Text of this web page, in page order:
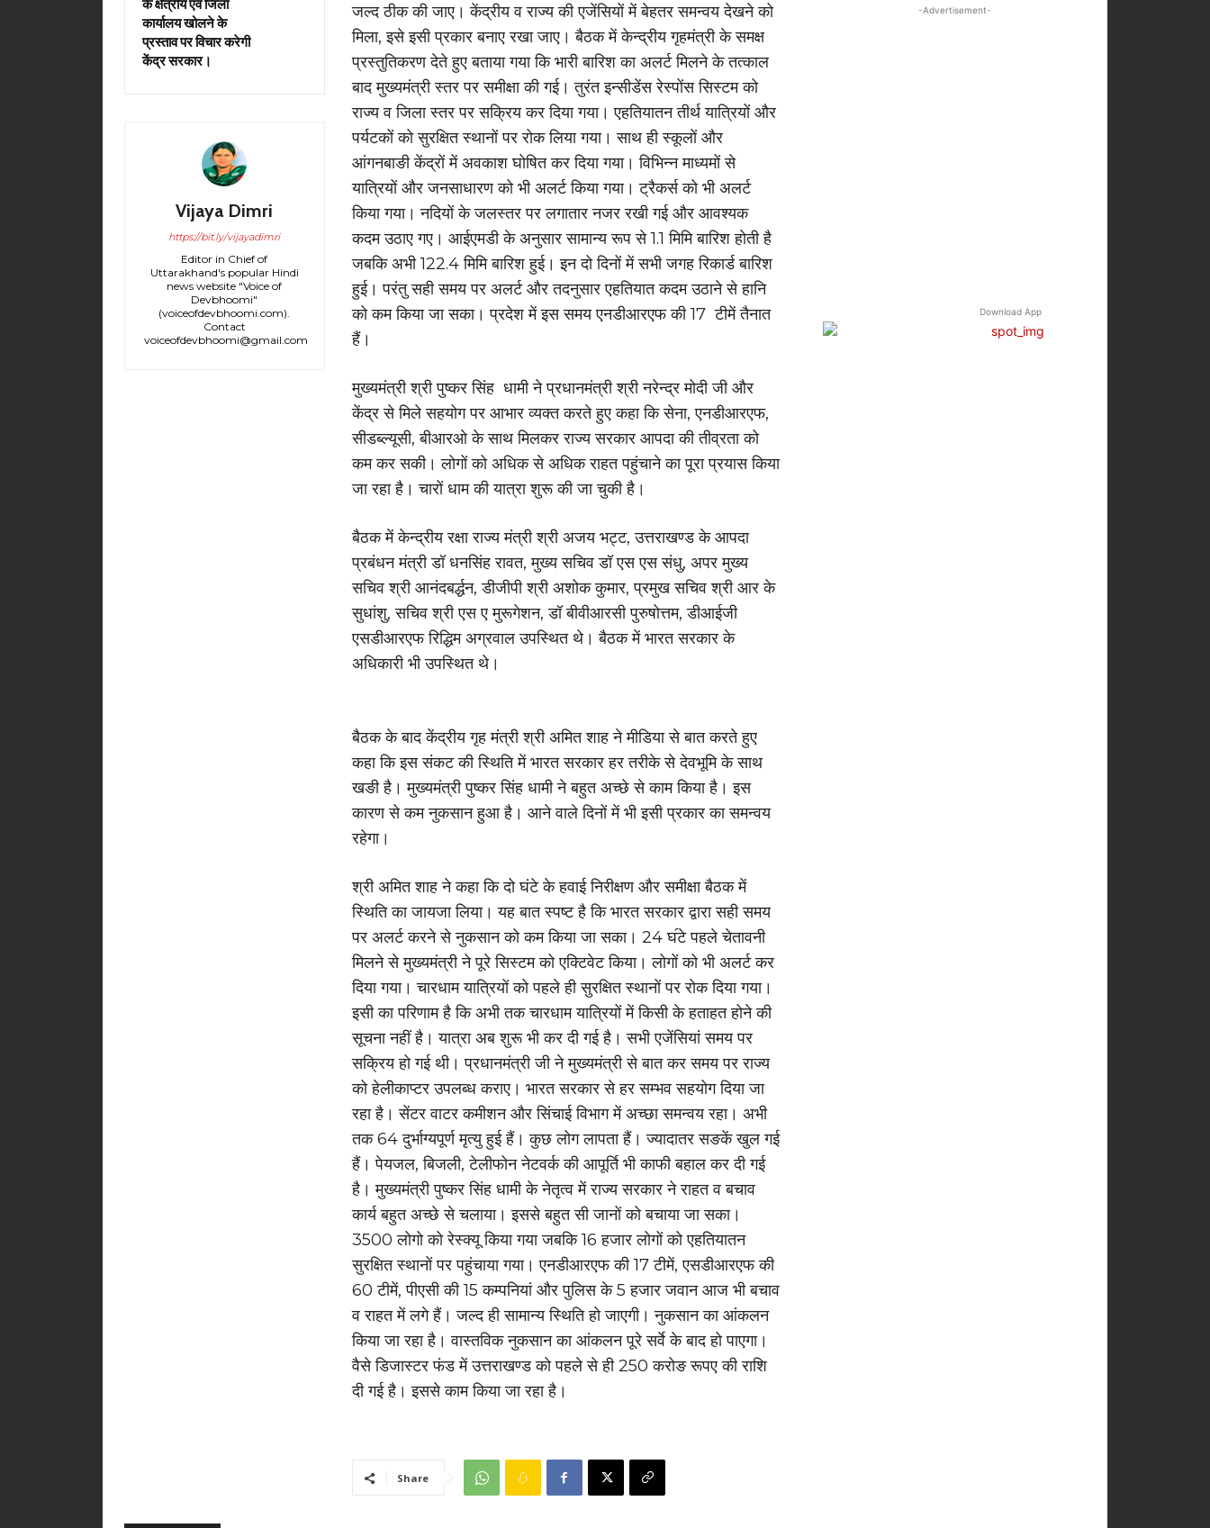
के क्षेत्रीय एवं जिला
कार्यालय खोलने के
प्रस्ताव पर विचार करेगी
केंद्र सरकार।
Vijaya Dimri
https://bit.ly/vijayadimri
Editor in Chief of
Uttarakhand's popular Hindi
news website "Voice of
Devbhoomi"
(voiceofdevbhoomi.com).
Contact
voiceofdevbhoomi@gmail.com
जल्द ठीक की जाए। केंद्रीय व राज्य की एजेंसियों में बेहतर समन्वय देखने को
मिला, इसे इसी प्रकार बनाए रखा जाए। बैठक में केन्द्रीय गृहमंत्री के समक्ष
प्रस्तुतिकरण देते हुए बताया गया कि भारी बारिश का अलर्ट मिलने के तत्काल
बाद मुख्यमंत्री स्तर पर समीक्षा की गई। तुरंत इन्सीडेंस रेस्पोंस सिस्टम को
राज्य व जिला स्तर पर सक्रिय कर दिया गया। एहतियातन तीर्थ यात्रियों और
पर्यटकों को सुरक्षित स्थानों पर रोक लिया गया। साथ ही स्कूलों और
आंगनबाङी केंद्रों में अवकाश घोषित कर दिया गया। विभिन्न माध्यमों से
यात्रियों और जनसाधारण को भी अलर्ट किया गया। ट्रैकर्स को भी अलर्ट
किया गया। नदियों के जलस्तर पर लगातार नजर रखी गई और आवश्यक
कदम उठाए गए। आईएमडी के अनुसार सामान्य रूप से 1.1 मिमि बारिश होती है
जबकि अभी 122.4 मिमि बारिश हुई। इन दो दिनों में सभी जगह रिकार्ड बारिश
हुई। परंतु सही समय पर अलर्ट और तदनुसार एहतियात कदम उठाने से हानि
को कम किया जा सका। प्रदेश में इस समय एनडीआरएफ की 17 टीमें तैनात
हैं।
मुख्यमंत्री श्री पुष्कर सिंह धामी ने प्रधानमंत्री श्री नरेन्द्र मोदी जी और
केंद्र से मिले सहयोग पर आभार व्यक्त करते हुए कहा कि सेना, एनडीआरएफ,
सीडब्ल्यूसी, बीआरओ के साथ मिलकर राज्य सरकार आपदा की तीव्रता को
कम कर सकी। लोगों को अधिक से अधिक राहत पहुंचाने का पूरा प्रयास किया
जा रहा है। चारों धाम की यात्रा शुरू की जा चुकी है।
बैठक में केन्द्रीय रक्षा राज्य मंत्री श्री अजय भट्ट, उत्तराखण्ड के आपदा
प्रबंधन मंत्री डॉ धनसिंह रावत, मुख्य सचिव डॉ एस एस संधु, अपर मुख्य
सचिव श्री आनंदबर्द्धन, डीजीपी श्री अशोक कुमार, प्रमुख सचिव श्री आर के
सुधांशु, सचिव श्री एस ए मुरूगेशन, डॉ बीवीआरसी पुरुषोत्तम, डीआईजी
एसडीआरएफ रिद्धिम अग्रवाल उपस्थित थे। बैठक में भारत सरकार के
अधिकारी भी उपस्थित थे।
बैठक के बाद केंद्रीय गृह मंत्री श्री अमित शाह ने मीडिया से बात करते हुए
कहा कि इस संकट की स्थिति में भारत सरकार हर तरीके से देवभूमि के साथ
खङी है। मुख्यमंत्री पुष्कर सिंह धामी ने बहुत अच्छे से काम किया है। इस
कारण से कम नुकसान हुआ है। आने वाले दिनों में भी इसी प्रकार का समन्वय
रहेगा।
श्री अमित शाह ने कहा कि दो घंटे के हवाई निरीक्षण और समीक्षा बैठक में
स्थिति का जायजा लिया। यह बात स्पष्ट है कि भारत सरकार द्वारा सही समय
पर अलर्ट करने से नुकसान को कम किया जा सका। 24 घ॔टे पहले चेतावनी
मिलने से मुख्यमंत्री ने पूरे सिस्टम को एक्टिवेट किया। लोगों को भी अलर्ट कर
दिया गया। चारधाम यात्रियों को पहले ही सुरक्षित स्थानों पर रोक दिया गया।
इसी का परिणाम है कि अभी तक चारधाम यात्रियों में किसी के हताहत होने की
सूचना नहीं है। यात्रा अब शुरू भी कर दी गई है। सभी एजेंसियां समय पर
सक्रिय हो गई थी। प्रधानमंत्री जी ने मुख्यमंत्री से बात कर समय पर राज्य
को हेलीकाप्टर उपलब्ध कराए। भारत सरकार से हर सम्भव सहयोग दिया जा
रहा है। सेंटर वाटर कमीशन और सिंचाई विभाग में अच्छा समन्वय रहा। अभी
तक 64 दुर्भाग्यपूर्ण मृत्यु हुई हैं। कुछ लोग लापता हैं। ज्यादातर सङकें खुल गई
हैं। पेयजल, बिजली, टेलीफोन नेटवर्क की आपूर्ति भी काफी बहाल कर दी गई
है। मुख्यमंत्री पुष्कर सिंह धामी के नेतृत्व में राज्य सरकार ने राहत व बचाव
कार्य बहुत अच्छे से चलाया। इससे बहुत सी जानों को बचाया जा सका।
3500 लोगो को रेस्क्यू किया गया जबकि 16 हजार लोगों को एहतियातन
सुरक्षित स्थानों पर पहुंचाया गया। एनडीआरएफ की 17 टीमें, एसडीआरएफ की
60 टीमें, पीएसी की 15 कम्पनियां और पुलिस के 5 हजार जवान आज भी बचाव
व राहत में लगे हैं। जल्द ही सामान्य स्थिति हो जाएगी। नुकसान का आंकलन
किया जा रहा है। वास्तविक नुकसान का आंकलन पूरे सर्वे के बाद हो पाएगा।
वैसे डिजास्टर फंड में उत्तराखण्ड को पहले से ही 250 करोङ रूपए की राशि
दी गई है। इससे काम किया जा रहा है।
Share
-Advertisement-
Download App